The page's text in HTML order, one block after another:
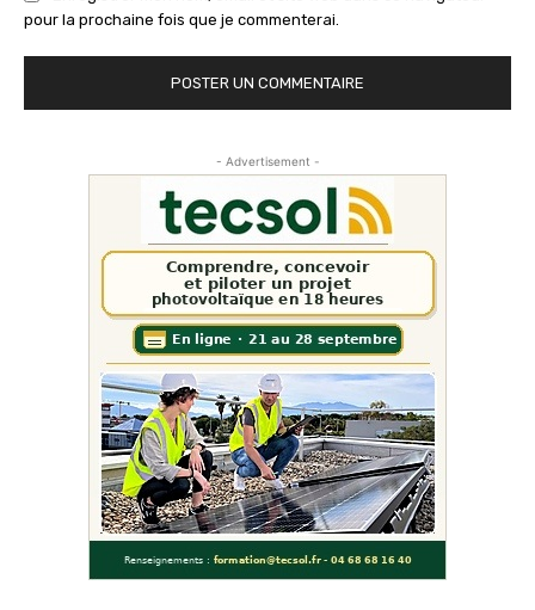
pour la prochaine fois que je commenterai.
- Advertisement -